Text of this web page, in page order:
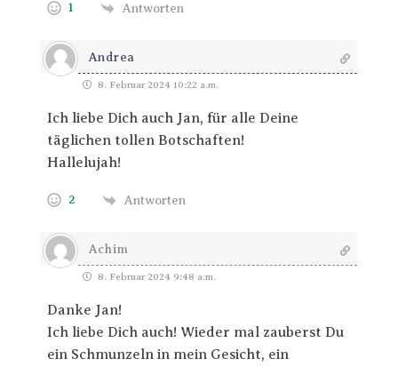
1 Antworten
Andrea
8. Februar 2024 10:22 a.m.
Ich liebe Dich auch Jan, für alle Deine
täglichen tollen Botschaften!
Hallelujah!
2 Antworten
Achim
8. Februar 2024 9:48 a.m.
Danke Jan!
Ich liebe Dich auch! Wieder mal zauberst Du
ein Schmunzeln in mein Gesicht, ein